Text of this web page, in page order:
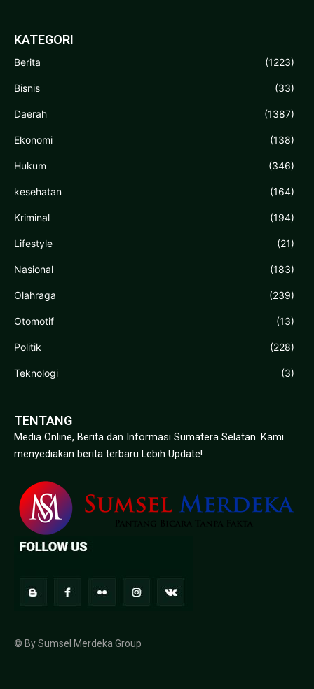
KATEGORI
Berita (1223)
Bisnis (33)
Daerah (1387)
Ekonomi (138)
Hukum (346)
kesehatan (164)
Kriminal (194)
Lifestyle (21)
Nasional (183)
Olahraga (239)
Otomotif (13)
Politik (228)
Teknologi (3)
TENTANG
Media Online, Berita dan Informasi Sumatera Selatan. Kami
menyediakan berita terbaru Lebih Update!
© By Sumsel Merdeka Group